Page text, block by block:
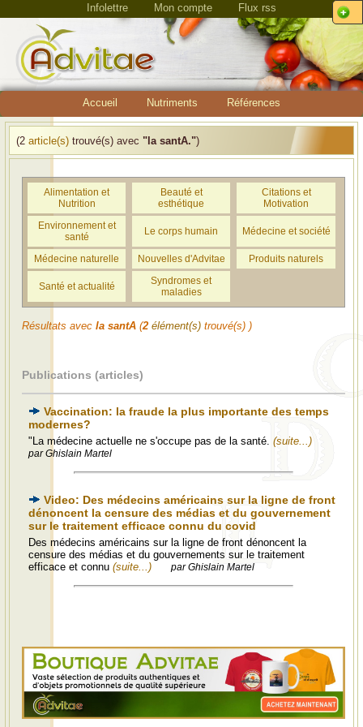
Infolettre Mon compte Flux rss
Accueil Nutriments Références
(2 article(s) trouvé(s) avec "la santA.")
Alimentation et
Nutrition
Beauté et
esthétique
Citations et
Motivation
Environnement et
santé
Le corps humain Médecine et société
Médecine naturelle Nouvelles d'Advitae Produits naturels
Santé et actualité
Syndromes et
maladies
Résultats avec la santA (2 élément(s) trouvé(s) )
Publications (articles)
Vaccination: la fraude la plus importante des temps
modernes?
"La médecine actuelle ne s'occupe pas de la santé. (suite...)
par Ghislain Martel
Video: Des médecins américains sur la ligne de front
dénoncent la censure des médias et du gouvernement
sur le traitement efficace connu du covid
Des médecins américains sur la ligne de front dénoncent la
censure des médias et du gouvernements sur le traitement
efficace et connu (suite...) par Ghislain Martel